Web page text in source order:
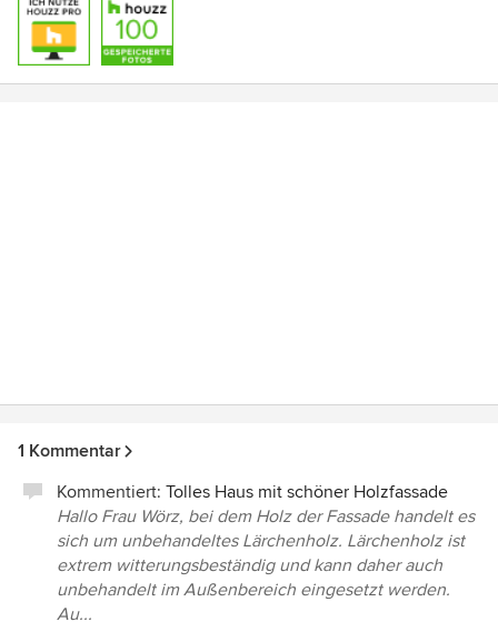
1 Kommentar
Kommentiert: Tolles Haus mit schöner Holzfassade
Hallo Frau Wörz, bei dem Holz der Fassade handelt es
sich um unbehandeltes Lärchenholz. Lärchenholz ist
extrem witterungsbeständig und kann daher auch
unbehandelt im Außenbereich eingesetzt werden.
Au...